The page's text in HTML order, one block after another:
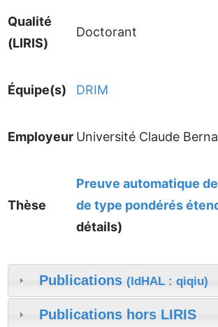
Qualité
(LIRIS)
Doctorant
Équipe(s) DRIM
Employeur Université Claude
Thèse
Preuve automatique
de type pondérés
détails)
Publications (IdHAL : qiqiu)
Publications hors LIRIS